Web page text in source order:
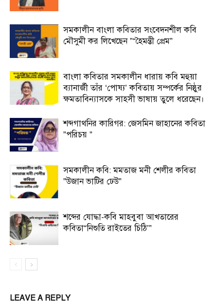
সমকালীন বাংলা কবিতার সংবেদনশীল কবি
মৌসুমী কর লিখেছেন ”“হৈমন্তী প্রেম”
বাংলা কবিতার সমকালীন ধারায় কবি মহুয়া
ব্যানার্জী তাঁর ‘পোষ্য’ কবিতায় সম্পর্কের নিষ্ঠুর
ক্ষমতাবিন্যাসকে সাহসী ভাষায় তুলে ধরেছেন।
শব্দগাথনির কারিগর: জেসমিন জাহানের কবিতা
”পরিচয় ”
সমকালীন কবি: মমতাজ মনী শেলীর কবিতা
”উজান ভাটির ঢেউ”
শব্দের যোদ্ধা-কবি মাহবুবা আখতারের
কবিতা“নিশুতি রাইতের চিঠি’”
LEAVE A REPLY